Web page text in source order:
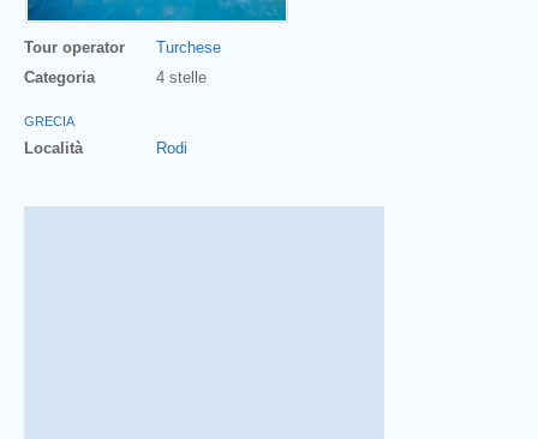
Tour operator
Turchese
Categoria
4 stelle
GRECIA
Località Rodi